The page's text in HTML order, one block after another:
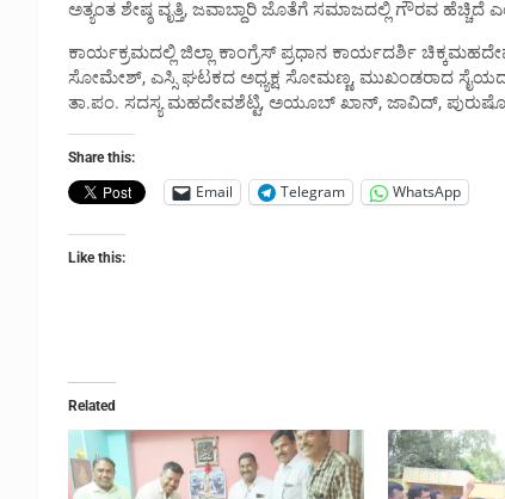
ಅತ್ಯಂತ ಶೇಷ್ಠ ವೃತ್ತಿ, ಜವಾಬ್ದಾರಿ ಜೊತೆಗೆ ಸಮಾಜದಲ್ಲಿ ಗೌರವ ಹೆಚ್ಚಿದೆ
ಕಾರ್ಯಕ್ರಮದಲ್ಲಿ ಜಿಲ್ಲಾ ಕಾಂಗ್ರೆಸ್ ಪ್ರಧಾನ ಕಾರ್ಯದರ್ಶಿ
ಸೋಮೇಶ್, ಎಸ್ಸಿ ಘಟಕದ ಅಧ್ಯಕ್ಷ ಸೋಮಣ್ಣ, ಮುಖಂಡರಾದ
ತಾ.ಪಂ. ಸದಸ್ಯ ಮಹದೇವಶೆಟ್ಟಿ, ಅಯೂಬ್ ಖಾನ್, ಜಾವಿದ್,
Share this:
Email Telegram WhatsApp
Like this:
Related